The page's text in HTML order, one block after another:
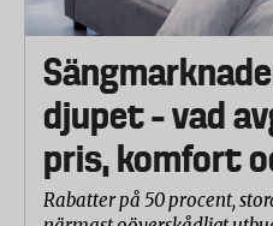
djupet – vad
pris, komfort
Rabatter på 50 procent,